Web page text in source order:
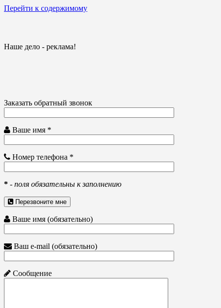
Перейти к содержимому
Наше дело - реклама!
Заказать обратный звонок
Ваше имя *
Номер телефона *
* - поля обязательны к заполнению
Перезвоните мне
Ваше имя (обязательно)
Ваш e-mail (обязательно)
Сообщение